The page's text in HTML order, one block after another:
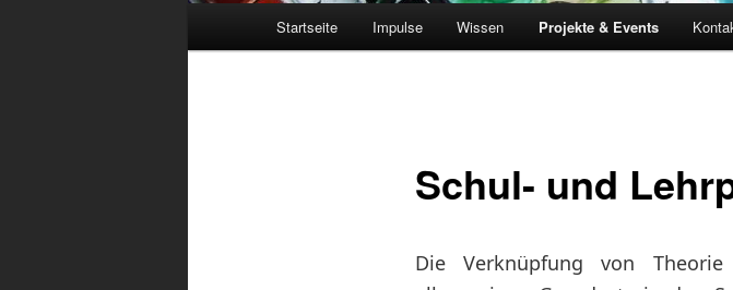
Startseite Impulse Wissen Projekte & Events
Schul- und
Die Verknüpfung von